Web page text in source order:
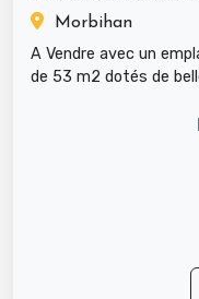
Morbihan
A Vendre avec un
de 53 m2 dotés de